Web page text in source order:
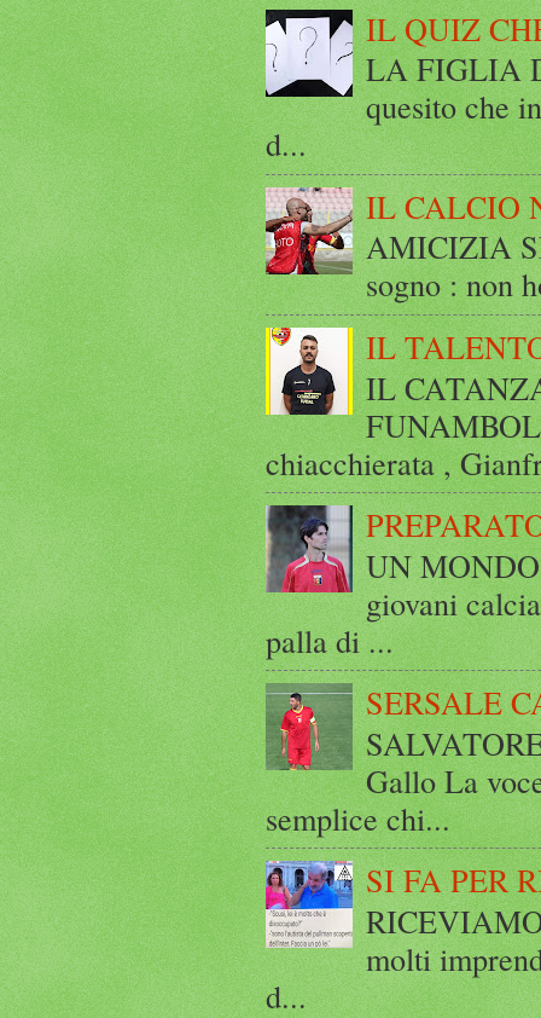
IL QUIZ
LA FIGLIA
quesito che
d...
IL CALCIO
AMICIZIA
sogno : non
IL
IL
chiacchierata ,
UN
giovani
palla di ...
SERSALE
Gallo La
semplice chi...
SI FA PER
molti
d...